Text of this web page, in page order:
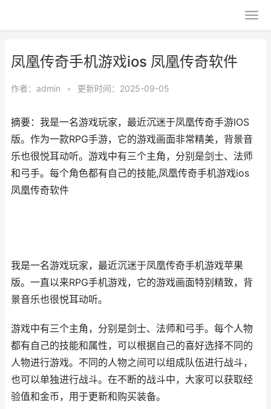
凤凰传奇手机游戏ios 凤凰传奇软件
作者： admin • 更新时间：2025-09-05
摘要：我是一名游戏玩家，最近沉迷于凤凰传奇手游IOS
版。作为一款RPG手游，它的游戏画面非常精美，背景音
乐也很悦耳动听。游戏中有三个主角，分别是剑士、法师
和弓手。每个角色都有自己的技能,凤凰传奇手机游戏ios
凤凰传奇软件
我是一名游戏玩家，最近沉迷于凤凰传奇手机游戏苹果
版。一直以来RPG手机游戏，它的游戏画面特别精致，背
景音乐也很悦耳动听。
游戏中有三个主角，分别是剑士、法师和弓手。每个人物
都有自己的技能和属性，可以根据自己的喜好选择不同的
人物进行游戏。不同的人物之间可以组成队伍进行战斗，
也可以单独进行战斗。在不断的战斗中，大家可以获取经
验值和金币，用于更新和购买装备。